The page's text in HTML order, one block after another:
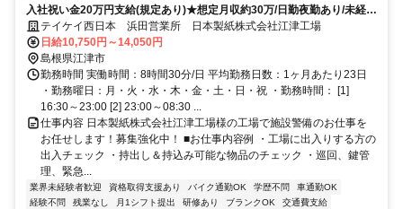
入社祝い金20万円支給(規定あり)★想定月収約30万/日勤夜勤あり/未経験
歓迎のお仕事です
テイケイ西日本 浜田営業所 日本製紙株式会社江津工場
日給10,750円～14,050円
島根県江津市
勤務時間 実働時間：8時間30分/日 平均勤務日数：1ヶ月あたり23日
・勤務曜日：月・火・水・木・金・土・日・祝 ・勤務時間： [1]
16:30～23:00 [2] 23:00～08:30 ...
仕事内容 日本製紙株式会社江津工場様の工場で施設警備のお仕事を
お任せします！募集強化中！ ■お仕事内容例 ・工場に出入りする方の
出入チェック ・持出し＆持込み可能な物品のチェック ・巡回、鍵管
理、緊急...
業界未経験者歓迎 資格取得支援あり バイク通勤OK 学歴不問
車通勤OK
経験不問
残業なし 月1シフト提出 研修あり ブランクOK
交通費支給